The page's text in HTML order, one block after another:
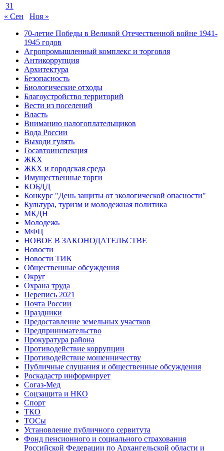
31
« Сен
Ноя »
70-летие Победы в Великой Отечественной войне 1941-
1945 годов
Агропромышленный комплекс и торговля
Антикоррупция
Архитектура
Безопасность
Биологические отходы
Благоустройство территорий
Вести из поселений
Власть
Вниманию налогоплательщиков
Вода России
Выходи гулять
Госавтоинспекция
ЖКХ
ЖКХ и городская среда
Имущественные торги
КОБДД
Конкурс "День защиты от экологической опасности"
Культура, туризм и молодежная политика
МКДН
Молодежь
МФЦ
НОВОЕ В ЗАКОНОДАТЕЛЬСТВЕ
Новости
Новости ТИК
Общественные обсуждения
Округ
Охрана труда
Перепись 2021
Почта России
Праздники
Предоставление земельных участков
Предпринимательство
Прокуратура района
Противодействие коррупции
Противодействие мошенничеству
Публичные слушания и общественные обсуждения
Роскадастр информирует
Согаз-Мед
Соцзащита и НКО
Спорт
ТКО
ТОСы
Установление публичного сервитута
Фонд пенсионного и социального страхования
Российской Федерации по Архангельской области и